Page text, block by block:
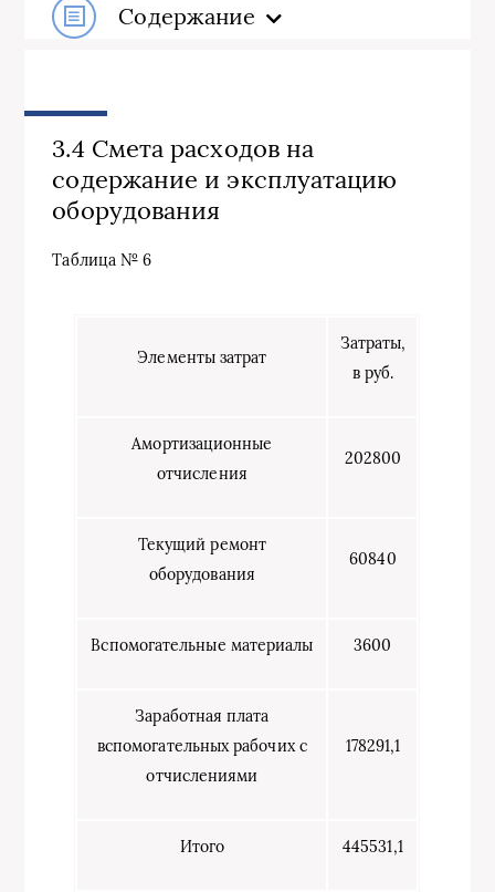
Содержание
3.4 Смета расходов на
содержание и эксплуатацию
оборудования
Таблица № 6
Элементы затрат
Затраты,
в руб.
Амортизационные
отчисления
202800
Текущий ремонт
оборудования
60840
Вспомогательные материалы 3600
Заработная плата
вспомогательных рабочих с
отчислениями
178291,1
Итого 445531,1